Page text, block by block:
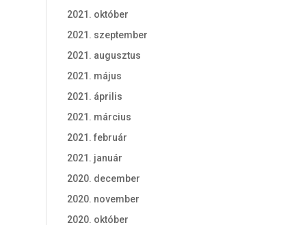
2021. október
2021. szeptember
2021. augusztus
2021. május
2021. április
2021. március
2021. február
2021. január
2020. december
2020. november
2020. október